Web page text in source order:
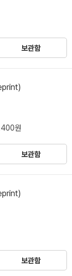
보관함
원
보관함
보관함